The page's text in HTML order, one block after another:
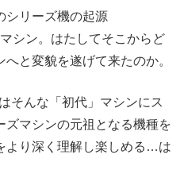
シリーズ機の起源
シン。はたしてそこからど
と変貌を遂げて来たのか。
そんな「初代」マシンにス
マシンの元祖となる機種を
より深く理解し楽しめる…は